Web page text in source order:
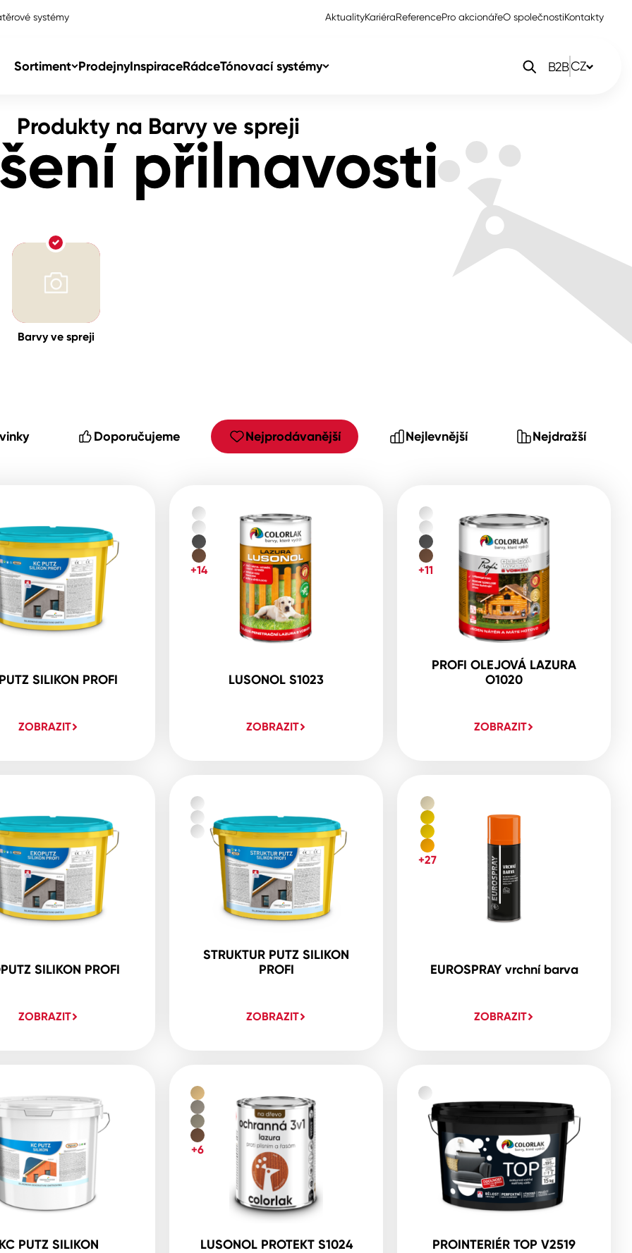
systémy AktualityKariéraReferencePro akcionářeO společnostiKontakty
Sortiment ProdejnyInspiraceRádceTónovací systémy B2BCZ
EN
Colorlak Dekor
Colorlak Profi
Produkty na Barvy ve spreji
přilnavosti
Barvy ve spreji
Doporučujeme Nejprodávanější Nejlevnější Nejdražší
SILIKON PROFI
ZOBRAZIT
LUSONOL S1023
ZOBRAZIT
+14
PROFI OLEJOVÁ LAZURA
O1020
ZOBRAZIT
+11
SILIKON PROFI
ZOBRAZIT
STRUKTUR PUTZ SILIKON
PROFI
ZOBRAZIT
EUROSPRAY vrchní barva
ZOBRAZIT
+27
PUTZ SILIKON LUSONOL PROTEKT S1024
+6
PROINTERIÉR TOP V2519